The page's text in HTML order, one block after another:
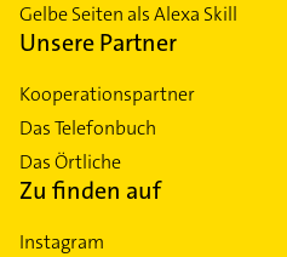
Gelbe Seiten als Alexa Skill
Unsere Partner
Kooperationspartner
Das Telefonbuch
Das Örtliche
Zu finden auf
Instagram